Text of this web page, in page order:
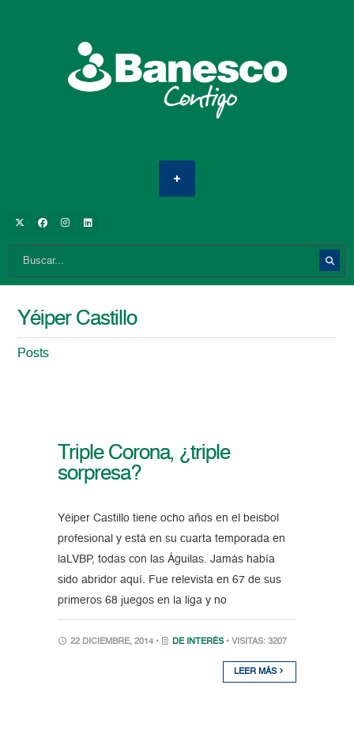
Yéiper Castillo
Posts
Triple Corona, ¿triple
sorpresa?
Yéiper Castillo tiene ocho años en el beisbol
profesional y está en su cuarta temporada en
laLVBP, todas con las Águilas. Jamás había
sido abridor aquí. Fue relevista en 67 de sus
primeros 68 juegos en la liga y no
22 DICIEMBRE, 2014 • DE INTERÉS • VISITAS: 3207
LEER MÁS